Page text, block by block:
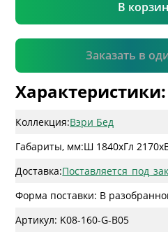
В
Заказать в
Характеристики:
Коллекция:Вэри Бед
Габариты, мм:Ш 1840xГл 2170x
Доставка:
Форма поставки: В
Артикул: K08-160-G-B05